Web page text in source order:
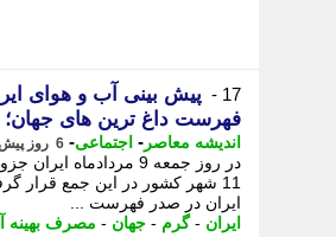
17 -
پیش بینی آب و هوای
فهرست داغ ترین های جهان؛ 8 شهر از 10 نقطه گرم کره زمین در ایران
اندیشه معاصر - اجتماعی- 6 روز پیش - شنبه 10 مرداد 1405، 04:53
11 شهر کشور در این جمع قرار
ایران در صدر فهرست ...
ایران -گرم - جهان - مصرف بهینه